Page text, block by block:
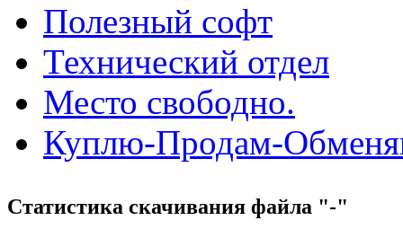
Полезный софт
Технический отдел
Место свободно.
Куплю-Продам-
Статистика скачивания файла "-"